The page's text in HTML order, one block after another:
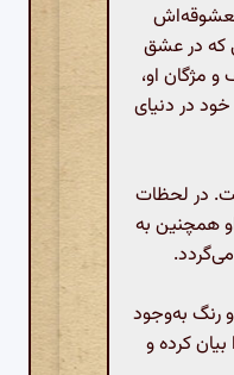
که در عشق
مژگان او،
در دنیای
در لحظات
همچنین به
رنگ به‌وجود
کرده و